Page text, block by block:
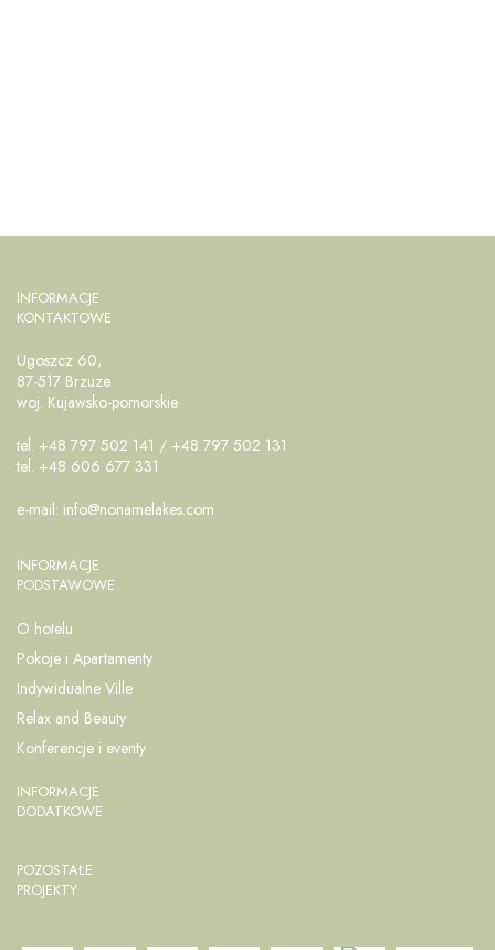
INFORMACJE
KONTAKTOWE
Ugoszcz 60,
87-517 Brzuze
woj. Kujawsko-pomorskie
tel. +48 797 502 141 / +48 797 502 131
tel. +48 606 677 331
e-mail: info@nonamelakes.com
INFORMACJE
PODSTAWOWE
O hotelu
Pokoje i Apartamenty
Indywidualne Ville
Relax and Beauty
Konferencje i eventy
INFORMACJE
DODATKOWE
POZOSTAŁE
PROJEKTY